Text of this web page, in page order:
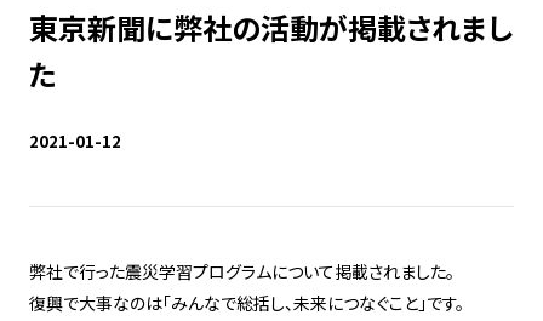
東京新聞に弊社の活動が掲載されまし
た
2021-01-12
弊社で行った震災学習プログラムについて掲載されました。
復興で大事なのは「みんなで総括し、未来につなぐこと」です。